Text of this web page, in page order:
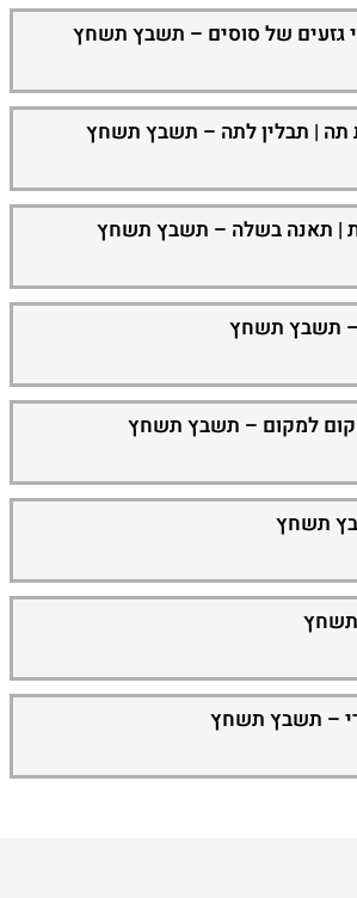
גזעים של סוסים – תשבץ תשחץ
תה | תבלין לתה – תשבץ תשחץ
| תאנה בשלה – תשבץ תשחץ
– תשבץ תשחץ
למקום – תשבץ תשחץ
תשחץ
תשחץ
– תשבץ תשחץ